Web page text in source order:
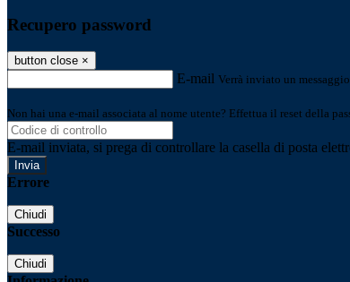
Recupero password
button close ×
E-mail Verrà inviato un
Non hai una e-mail associata al nome utente? Effettua il reset della
E-mail inviata, si prega di controllare la casella di posta
Errore
Chiudi
Successo
Chiudi